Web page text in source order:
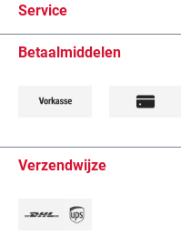
Service
Betaalmiddelen
Verzendwijze